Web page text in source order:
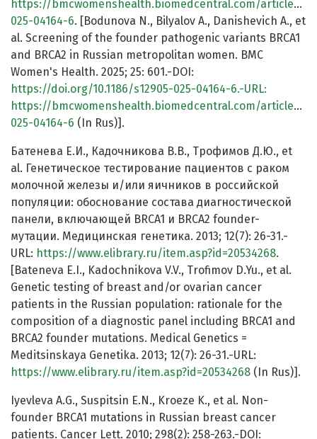
https://bmcwomenshealth.biomedcentral.com/articles/
025-04164-6. [Bodunova N., Bilyalov A., Danishevich A., et
al. Screening of the founder pathogenic variants BRCA1
and BRCA2 in Russian metropolitan women. BMC
Women's Health. 2025; 25: 601.-DOI:
https://doi.org/10.1186/s12905-025-04164-6.-URL:
https://bmcwomenshealth.biomedcentral.com/articles/
025-04164-6 (In Rus)].
Батенева Е.И., Кадочникова В.В., Трофимов Д.Ю., et
al. Генетическое тестирование пациентов с раком
молочной железы и/или яичников в российской
популяции: обоснование состава диагностической
панели, включающей BRCA1 и BRCA2 founder-
мутации. Медицинская генетика. 2013; 12(7): 26-31.-
URL: https://www.elibrary.ru/item.asp?id=20534268.
[Bateneva E.I., Kadochnikova V.V., Trofimov D.Yu., et al.
Genetic testing of breast and/or ovarian cancer
patients in the Russian population: rationale for the
composition of a diagnostic panel including BRCA1 and
BRCA2 founder mutations. Medical Genetics =
Meditsinskaya Genetika. 2013; 12(7): 26-31.-URL:
https://www.elibrary.ru/item.asp?id=20534268 (In Rus)].
Iyevleva A.G., Suspitsin E.N., Kroeze K., et al. Non-
founder BRCA1 mutations in Russian breast cancer
patients. Cancer Lett. 2010; 298(2): 258-263.-DOI: